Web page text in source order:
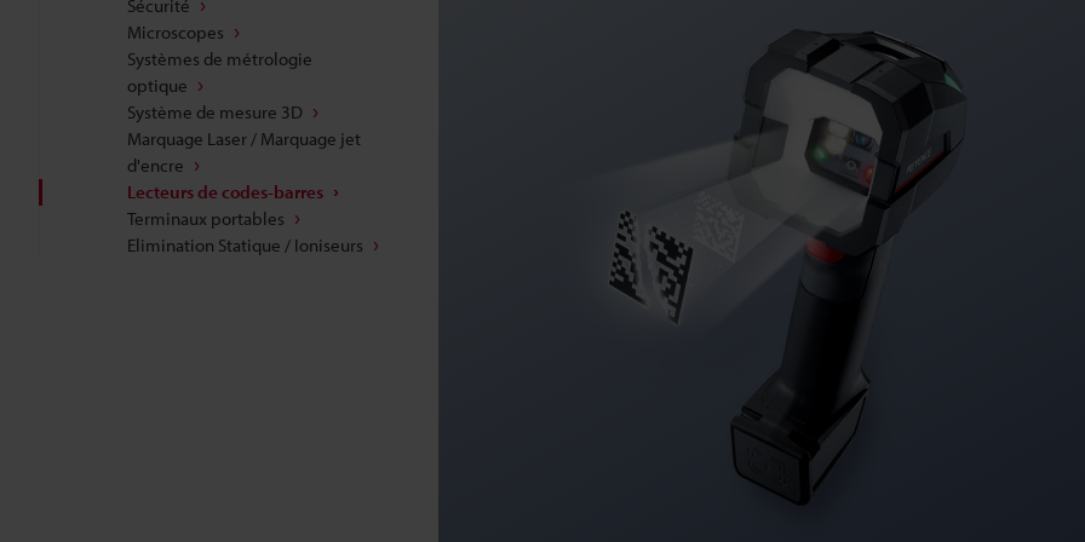
Sécurité
Microscopes
Systèmes de métrologie
optique
Système de mesure 3D
Marquage Laser / Marquage jet
d'encre
Lecteurs de codes-barres
Terminaux portables
Elimination Statique / Ioniseurs